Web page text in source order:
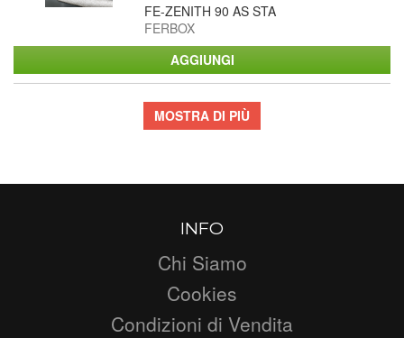
FE-ZENITH 90 AS STA
FERBOX
MOSTRA DI PIÙ
INFO
Chi Siamo
Cookies
Condizioni di Vendita